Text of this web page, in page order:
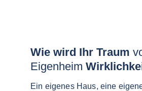
Ein eigenes Haus, eine
Wie wird Ihr Traum
Eigenheim